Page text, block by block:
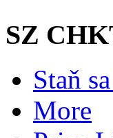
SZ
Staň
More